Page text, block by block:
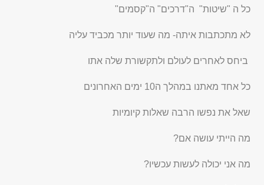
כל ה "שיטות" ה"דרכים" ה"קסמים"
לא מתכתבות איתה- מה שעוד יותר מכביד עליה
ביחס לאחרים לעולם ולתקשורת שלה אתו
כל אחד מאתנו במהלך ה10 ימים האחרונים
שאל את נפשו הרבה שאלות קיומיות
מה הייתי עושה אם?
מה אני יכולה לעשות עכשיו?